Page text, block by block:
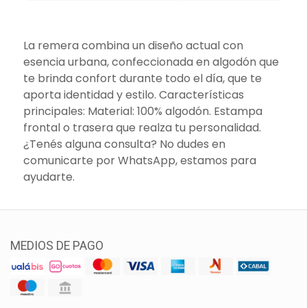
La remera combina un diseño actual con
esencia urbana, confeccionada en algodón que
te brinda confort durante todo el día, que te
aporta identidad y estilo. Características
principales: Material: 100% algodón. Estampa
frontal o trasera que realza tu personalidad.
¿Tenés alguna consulta? No dudes en
comunicarte por WhatsApp, estamos para
ayudarte.
MEDIOS DE PAGO